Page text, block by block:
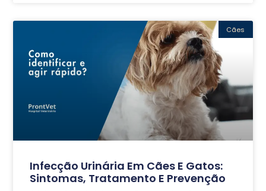
Cães
Infecção Urinária Em Cães E Gatos:
Sintomas, Tratamento E Prevenção